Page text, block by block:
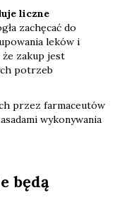
liczne
zachęcać do
leków i
że zakup jest
potrzeb
przez farmaceutów
wykonywania
będą